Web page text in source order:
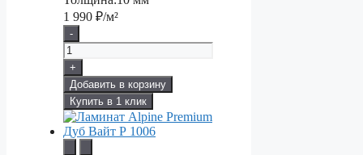
1 990 ₽/м²
-
+
Добавить в корзину
Купить в 1 клик